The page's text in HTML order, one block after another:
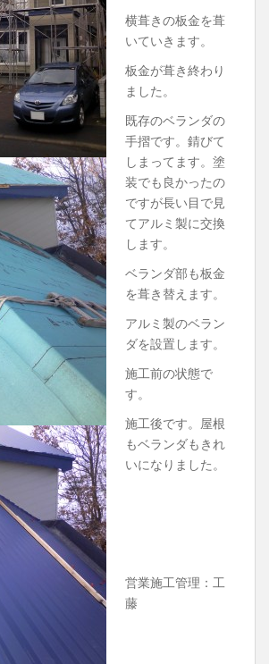
横葺きの板金を葺
いていきます。
板金が葺き終わり
ました。
既存のベランダの
手摺です。錆びて
しまってます。塗
装でも良かったの
ですが長い目で見
てアルミ製に交換
します。
ベランダ部も板金
を葺き替えます。
アルミ製のベラン
ダを設置します。
施工前の状態で
す。
施工後です。屋根
もベランダもきれ
いになりました。
営業施工管理：工
藤